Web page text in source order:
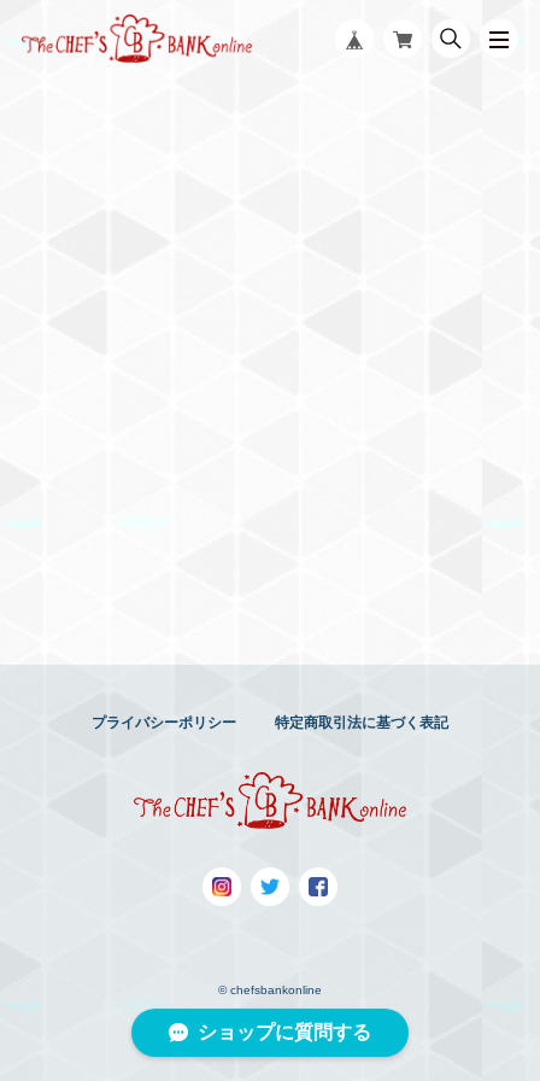
プライバシーポリシー 特定商取引法に基づく表記
© chefsbankonline
ショップに質問する